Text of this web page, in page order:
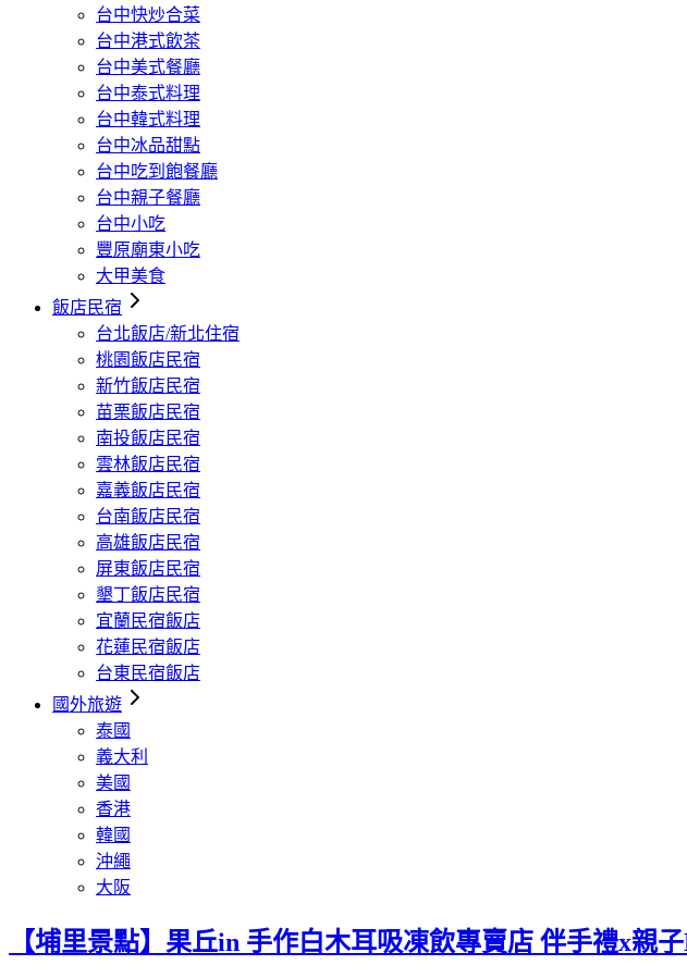
台中快炒合菜
台中港式飲茶
台中美式餐廳
台中泰式料理
台中韓式料理
台中冰品甜點
台中吃到飽餐廳
台中親子餐廳
台中小吃
豐原廟東小吃
大甲美食
飯店民宿
台北飯店/新北住宿
桃園飯店民宿
新竹飯店民宿
苗栗飯店民宿
南投飯店民宿
雲林飯店民宿
嘉義飯店民宿
台南飯店民宿
高雄飯店民宿
屏東飯店民宿
墾丁飯店民宿
宜蘭民宿飯店
花蓮民宿飯店
台東民宿飯店
國外旅遊
泰國
義大利
美國
香港
韓國
沖繩
大阪
【埔里景點】果丘in 手作白木耳吸凍飲專賣店 伴手禮x親